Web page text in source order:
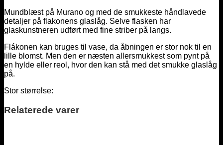
Mundblæst på Murano og med de smukkeste håndlavede
detaljer på flakonens glaslåg. Selve flasken har
glaskunstneren udført med fine striber på langs.
Flákonen kan bruges til vase, da åbningen er stor nok til en
lille blomst. Men den er næsten allersmukkest som pynt på
en hylde eller reol, hvor den kan stå med det smukke glaslåg
på.
Stor størrelse:
Relaterede varer